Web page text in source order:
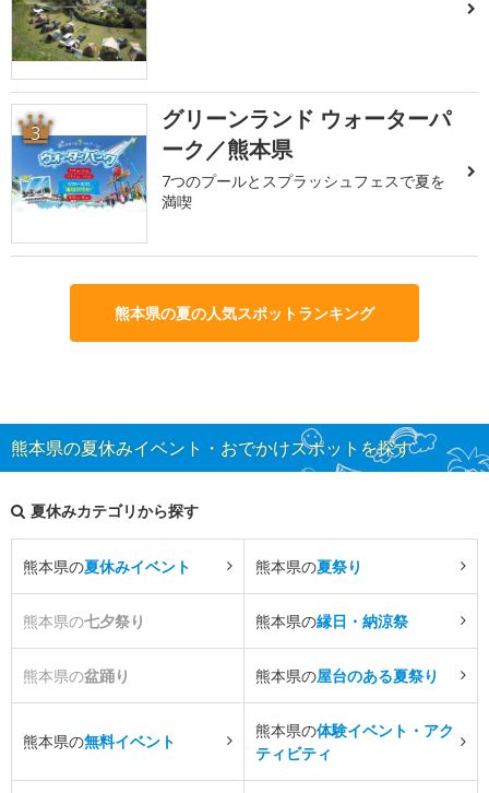
3
グリーンランド ウォーターパ
ーク／熊本県
7つのプールとスプラッシュフェスで夏を
満喫
熊本県の夏の人気スポットランキング
熊本県の夏休みイベント・おでかけスポットを探す
夏休みカテゴリから探す
熊本県の夏休みイベント 熊本県の夏祭り
熊本県の七夕祭り 熊本県の縁日・納涼祭
熊本県の盆踊り 熊本県の屋台のある夏祭り
熊本県の無料イベント
熊本県の体験イベント・アク
ティビティ